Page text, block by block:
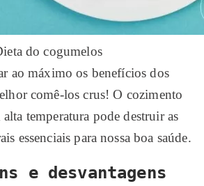
do cogumelos
ao máximo os benefícios dos
comê-los crus! O cozimento
temperatura pode destruir as
essenciais para nossa boa saúde.
e desvantagens